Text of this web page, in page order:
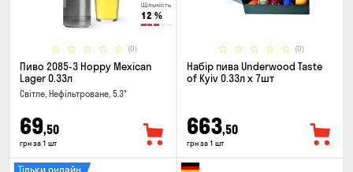
Щільність
12 %
(0)
Пиво 2085-3 Hoppy Mexican
Lager 0.33л
Світле, Нефільтроване, 5.3°
69,50
грн за 1 шт
(0)
Набір пива Underwood Taste
of Kyiv 0.33л x 7шт
663,50
грн за 1 шт
Тільки онлайн